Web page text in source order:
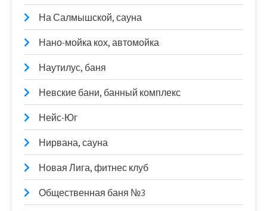
На Салмышской, сауна
Нано-мойка кох, автомойка
Наутилус, баня
Невские бани, банный комплекс
Нейс-Юг
Нирвана, сауна
Новая Лига, фитнес клуб
Общественная баня №3